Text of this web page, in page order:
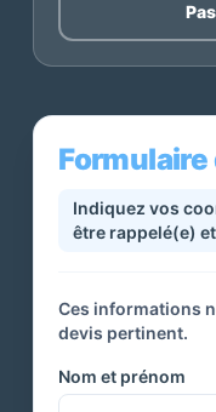
Indiquez vos
être rappelé(e)
Ces informations
devis pertinent.
Nom et prénom